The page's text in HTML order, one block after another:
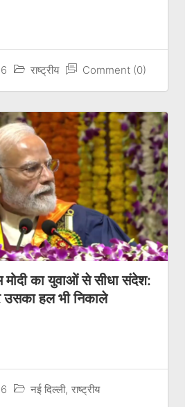
राष्ट्रीय Comment (0)
मोदी का युवाओं से सीधा संदेश:
उसका हल भी निकाले
नई दिल्ली, राष्ट्रीय